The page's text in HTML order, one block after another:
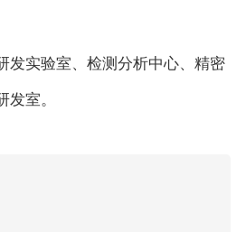
发实验室、检测分析中心、精密
室。